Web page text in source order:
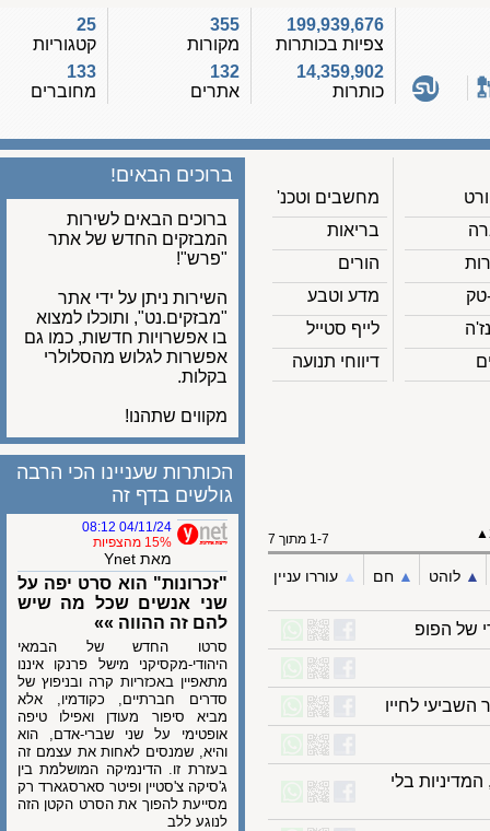
199,939,676
צפיות בכותרות
14,359,902
כותרות
355
מקורות
132
אתרים
קטגוריות
133
מחוברים
מחשבים וטכנ'
בריאות
הורים
מדע וטבע
לייף סטייל
דיווחי תנועה
ברוכים הבאים!
ברוכים הבאים לשירות
המבזקים החדש של אתר
"פרש"!
השירות ניתן על ידי אתר
"מבזקים.נט", ותוכלו למצוא
בו אפשרויות חדשות, כמו גם
אפשרות לגלוש מהסלולרי
בקלות.
מקווים שתהנו!
לוהט ▲︎ חם ▲︎ עוררו עניין
הפופ
לחייו
בלי
הכותרות שעניינו הכי הרבה
גולשים בדף זה
04/11/24 08:12
15% מהצפיות
מאת Ynet
"זכרונות" הוא סרט יפה על
שני אנשים שכל מה שיש
להם זה ההווה »»
סרטו החדש של הבמאי
היהודי-מקסיקני מישל פרנקו איננו
מתאפיין באכזריות קרה ובניפוץ של
סדרים חברתיים, כקודמיו, אלא
מביא סיפור מעודן ואפילו טיפה
אופטימי על שני שברי-אדם, הוא
והיא, שמנסים לאחות את עצמם זה
בעזרת זו. הדינמיקה המושלמת בין
ג'סיקה צ'סטיין ופיטר סארסגארד רק
מסייעת להפוך את הסרט הקטן הזה
לנוגע ללב